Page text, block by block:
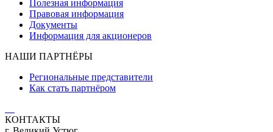
Полезная информация
Правовая информация
Документы
Информация для акционеров
НАШИ ПАРТНЁРЫ
Региональные представители
Как стать партнёром
КОНТАКТЫ